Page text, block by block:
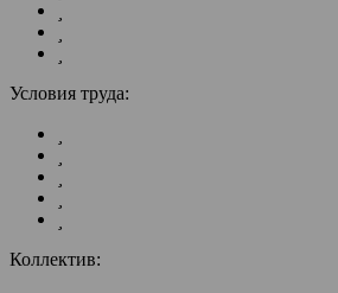
Условия труда:
Коллектив: